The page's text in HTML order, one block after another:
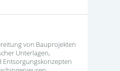
von Bauprojekten
Unterlagen,